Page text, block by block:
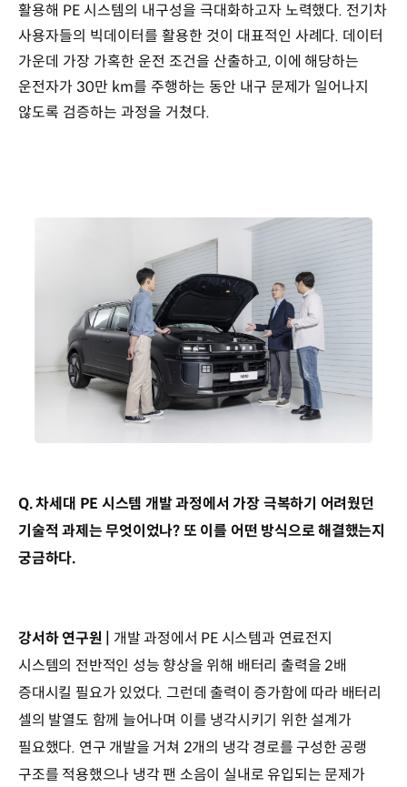
활용해 PE 시스템의 내구성을 극대화하고자 노력했다. 전기차
사용자들의 빅데이터를 활용한 것이 대표적인 사례다. 데이터
가운데 가장 가혹한 운전 조건을 산출하고, 이에 해당하는
운전자가 30만 km를 주행하는 동안 내구 문제가 일어나지
않도록 검증하는 과정을 거쳤다.
Q. 차세대 PE 시스템 개발 과정에서 가장 극복하기 어려웠던
기술적 과제는 무엇이었나? 또 이를 어떤 방식으로 해결했는지
궁금하다.
강서하 연구원 | 개발 과정에서 PE 시스템과 연료전지
시스템의 전반적인 성능 향상을 위해 배터리 출력을 2배
증대시킬 필요가 있었다. 그런데 출력이 증가함에 따라 배터리
셀의 발열도 함께 늘어나며 이를 냉각시키기 위한 설계가
필요했다. 연구 개발을 거쳐 2개의 냉각 경로를 구성한 공랭
구조를 적용했으나 냉각 팬 소음이 실내로 유입되는 문제가